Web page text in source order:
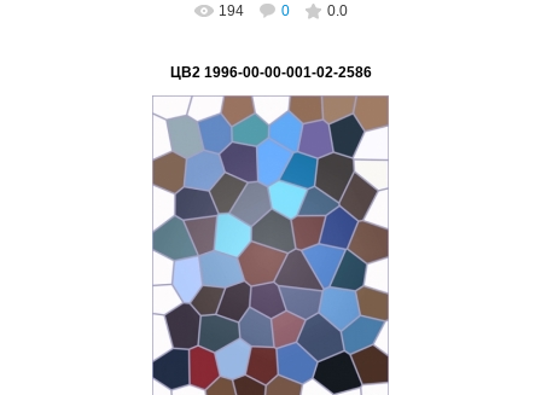
194 0 0.0
ЦВ2 1996-00-00-001-02-2586
02.03.2023
ВетВиктор